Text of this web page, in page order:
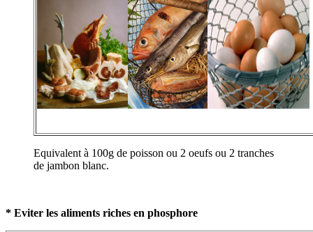
Equivalent à 100g de poisson ou 2 oeufs ou 2 tranches
de jambon blanc.
* Eviter les aliments riches en phosphore